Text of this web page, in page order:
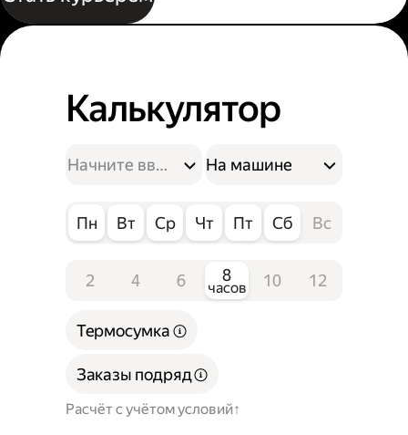
Калькулятор
На машине
Пн Вт Ср Чт Пт Сб Вс
2 4 6 8
часов 10 12
Расчёт с учётом условий
Термосумка
Заказы подряд